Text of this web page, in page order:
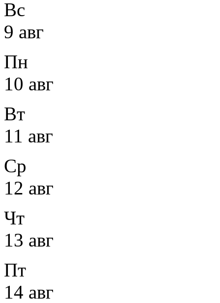
Вс
9 авг
Пн
10 авг
Вт
11 авг
Ср
12 авг
Чт
13 авг
Пт
14 авг